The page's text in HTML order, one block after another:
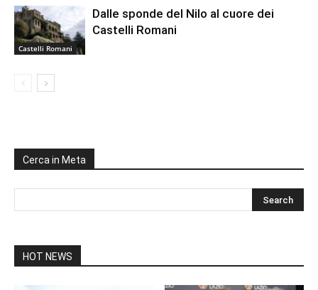
Castelli Romani
Dalle sponde del Nilo al cuore dei
Castelli Romani
Cerca in Meta
HOT NEWS